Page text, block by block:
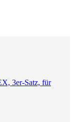
3er-Satz, für